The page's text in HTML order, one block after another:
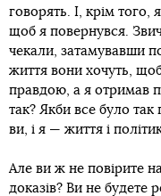
говорять. І, крім того,
щоб я повернувся.
чекали, затамувавши
життя вони хочуть,
правдою, а я отримав
так? Якби все було так
ви, і я — життя і
Але ви ж не повірите
доказів? Ви не будете